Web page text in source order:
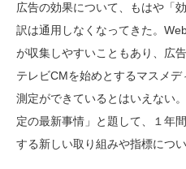
広告の効果について、もはや「
訳は通用しなくなってきた。
が収集しやすいこともあり、広
テレビCMを始めとするマスメ
測定ができているとはいえない
定の最新事情」と題して、１年
する新しい取り組みや指標につ